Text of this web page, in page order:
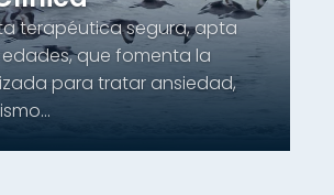
terapéutica segura, apta
que fomenta la
para tratar ansiedad,